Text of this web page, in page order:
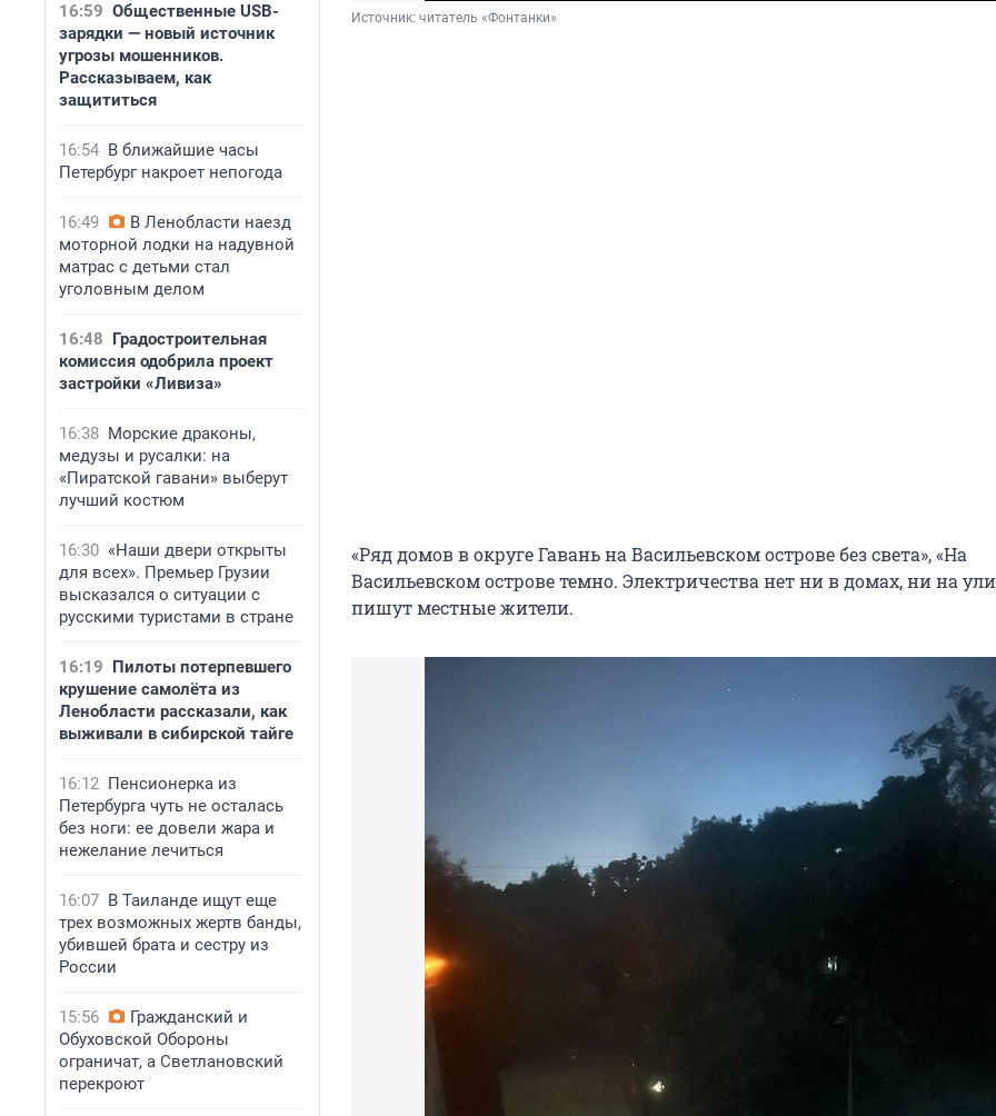
16:59 Общественные USB-
зарядки — новый источник
угрозы мошенников.
Рассказываем, как
защититься
16:54 В ближайшие часы
Петербург накроет непогода
16:49
В Ленобласти наезд
моторной лодки на надувной
матрас с детьми стал
уголовным делом
16:48 Градостроительная
комиссия одобрила проект
застройки «Ливиза»
16:38 Морские драконы,
медузы и русалки: на
«Пиратской гавани» выберут
лучший костюм
16:30 «Наши двери открыты
для всех». Премьер Грузии
высказался о ситуации с
русскими туристами в стране
16:19 Пилоты потерпевшего
крушение самолёта из
Ленобласти рассказали, как
выживали в сибирской тайге
16:12 Пенсионерка из
Петербурга чуть не осталась
без ноги: ее довели жара и
нежелание лечиться
16:07 В Таиланде ищут еще
трех возможных жертв банды,
убившей брата и сестру из
России
15:56
Гражданский и
Обуховской Обороны
ограничат, а Светлановский
перекроют
Источник: читатель «Фонтанки»
«Ряд домов в округе Гавань на Васильевском острове без света», «На
Васильевском острове темно. Электричества нет ни в домах, ни на
пишут местные жители.